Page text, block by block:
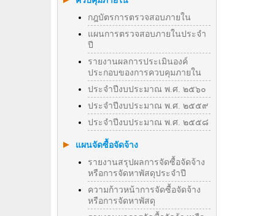
กฎบัตรการตรวจสอบภายใน
แผนการตรวจสอบภายในประจำ
ปี
รายงานผลการประเมินองค์
ประกอบของการควบคุมภายใน
ประจำปีงบประมาณ พ.ศ. ๒๕๖๐
ประจำปีงบประมาณ พ.ศ. ๒๕๕๙
ประจำปีงบประมาณ พ.ศ. ๒๕๕๘
แผนจัดซื้อจัดจ้าง
รายงานสรุปผลการจัดซื้อจัดจ้าง
หรือการจัดหาพัสดุประจำปี
ความก้าวหน้าการจัดซื้อจัดจ้าง
หรือการจัดหาพัสดุ